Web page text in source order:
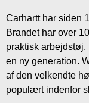
Carhartt har siden
Brandet har over
praktisk arbejdstøj,
en ny generation.
af den velkendte
populært indenfor